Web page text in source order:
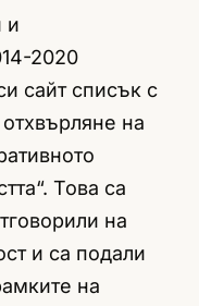
и
2020
сайт списък с
на
Това са
на
и са подали
на